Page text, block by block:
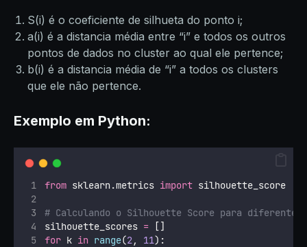
S(i) é o coeficiente de silhueta do ponto i;
a(i) é a distancia média entre “i” e todos os outros
pontos de dados no cluster ao qual ele pertence;
b(i) é a distancia média de “i” a todos os clusters
que ele não pertence.
Exemplo em Python:
from sklearn.metrics import silhouette_score
# Calculando o Silhouette Score para
silhouette_scores = []
for k in range(2, 11):